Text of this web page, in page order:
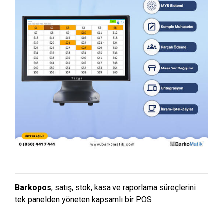
Barkopos, satış, stok, kasa ve raporlama süreçlerini
tek panelden yöneten kapsamlı bir POS